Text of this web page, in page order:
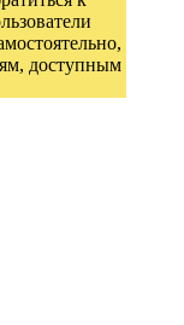
доступным